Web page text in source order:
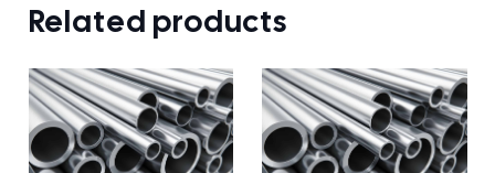
Related products